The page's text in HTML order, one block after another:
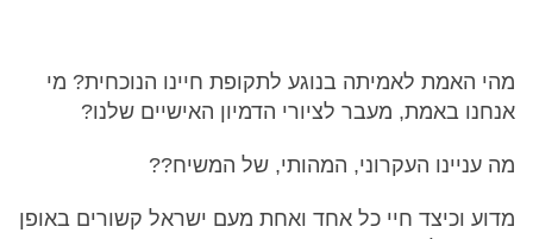
מהי האמת לאמיתה בנוגע לתקופת חיינו הנוכחית? מי
אנחנו באמת, מעבר לציורי הדמיון האישיים שלנו?
מה עניינו העקרוני, המהותי, של המשיח??
מדוע וכיצד חיי כל אחד ואחת מעם ישראל קשורים באופן